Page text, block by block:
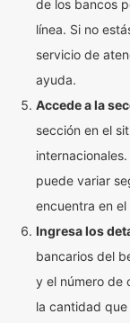
de los bancos
línea. Si no
servicio de
ayuda.
Accede a la
sección en el
puede variar
encuentra en
Ingresa los
bancarios del
y el número de
la cantidad